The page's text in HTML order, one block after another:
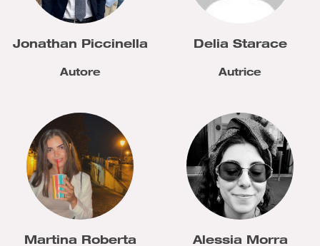
Jonathan Piccinella
Autore
Delia Starace
Autrice
Martina Roberta
Alessia Morra